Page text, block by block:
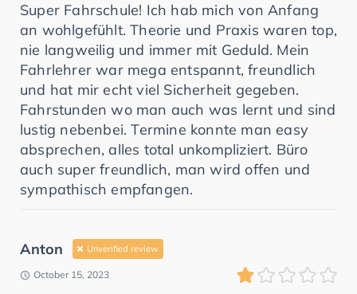
Super Fahrschule! Ich hab mich von Anfang
an wohlgefühlt. Theorie und Praxis waren top,
nie langweilig und immer mit Geduld. Mein
Fahrlehrer war mega entspannt, freundlich
und hat mir echt viel Sicherheit gegeben.
Fahrstunden wo man auch was lernt und sind
lustig nebenbei. Termine konnte man easy
absprechen, alles total unkompliziert. Büro
auch super freundlich, man wird offen und
sympathisch empfangen.
Anton Unverified review
October 15, 2023